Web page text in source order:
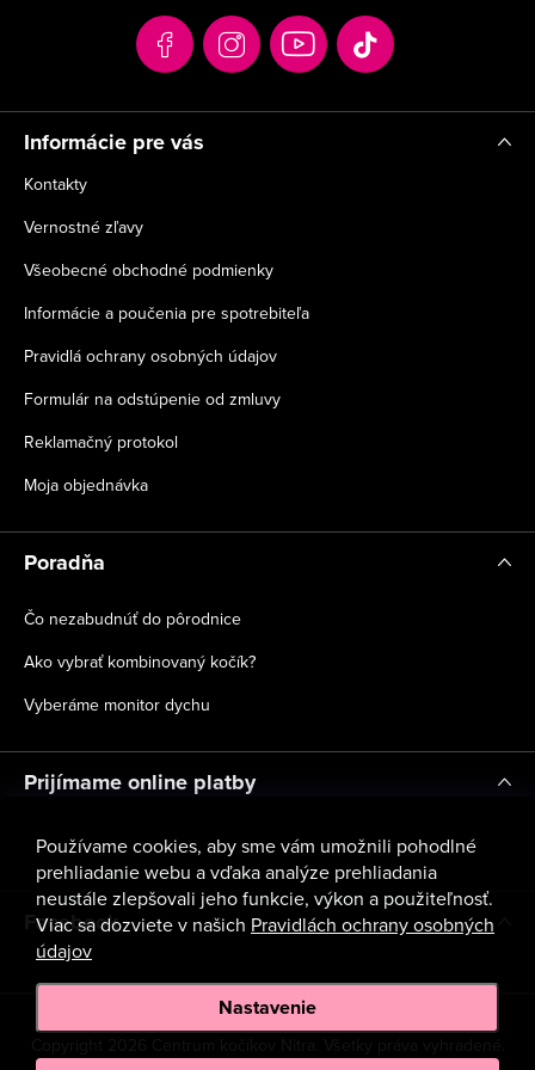
Používame cookies, aby sme vám umožnili pohodlné
prehliadanie webu a vďaka analýze prehliadania
neustále zlepšovali jeho funkcie, výkon a použiteľnosť.
Viac sa dozviete v našich Pravidlách ochrany osobných
údajov
Nastavenie
e
Informácie pre vás
Kontakty
Vernostné zľavy
Všeobecné obchodné podmienky
Informácie a poučenia pre spotrebiteľa
Pravidlá ochrany osobných údajov
Formulár na odstúpenie od zmluvy
Reklamačný protokol
Moja objednávka
Poradňa
Čo nezabudnúť do pôrodnice
Ako vybrať kombinovaný kočík?
Vyberáme monitor dychu
Prijímame online platby
Facebook